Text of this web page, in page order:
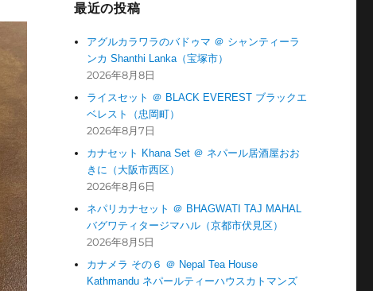
最近の投稿
アグルカラワラのバドゥマ ＠ シャンティーラ
ンカ Shanthi Lanka（宝塚市）
2026年8月8日
ライスセット ＠ BLACK EVEREST ブラックエ
ベレスト（忠岡町）
2026年8月7日
カナセット Khana Set ＠ ネパール居酒屋おお
きに（大阪市西区）
2026年8月6日
ネパリカナセット ＠ BHAGWATI TAJ MAHAL
バグワティタージマハル（京都市伏見区）
2026年8月5日
カナメラ その６ ＠ Nepal Tea House
Kathmandu ネパールティーハウスカトマンズ